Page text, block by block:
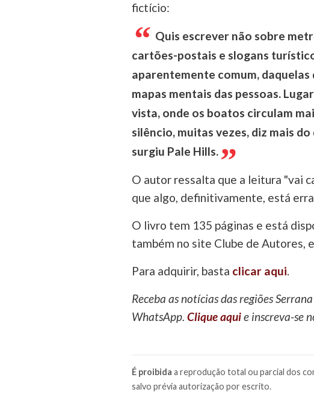
fictício:
Quis escrever não sobre
cartões-postais e slogans
aparentemente comum, daquelas
mapas mentais das pessoas.
vista, onde os boatos circulam
silêncio, muitas vezes, diz mais
surgiu Pale Hills.
O autor ressalta que a leitura "vai
que algo, definitivamente, está
O livro tem 135 páginas e está
também no site Clube de Autores,
Para adquirir, basta clicar aqui.
Receba as notícias das regiões
WhatsApp. Clique aquie inscreva-se
É proibida a reprodução total ou parcial dos
salvo prévia autorização por escrito.